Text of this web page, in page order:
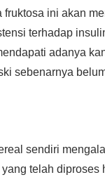
ini akan
terhadap
adanya
sebenarnya
sendiri
telah